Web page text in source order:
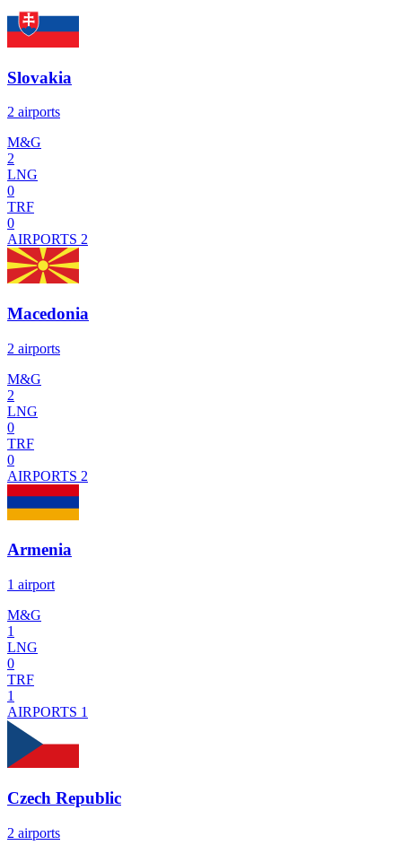
Slovakia
2 airports
M&G
2
LNG
0
TRF
0
AIRPORTS 2
Macedonia
2 airports
M&G
2
LNG
0
TRF
0
AIRPORTS 2
Armenia
1 airport
M&G
1
LNG
0
TRF
1
AIRPORTS 1
Czech Republic
2 airports